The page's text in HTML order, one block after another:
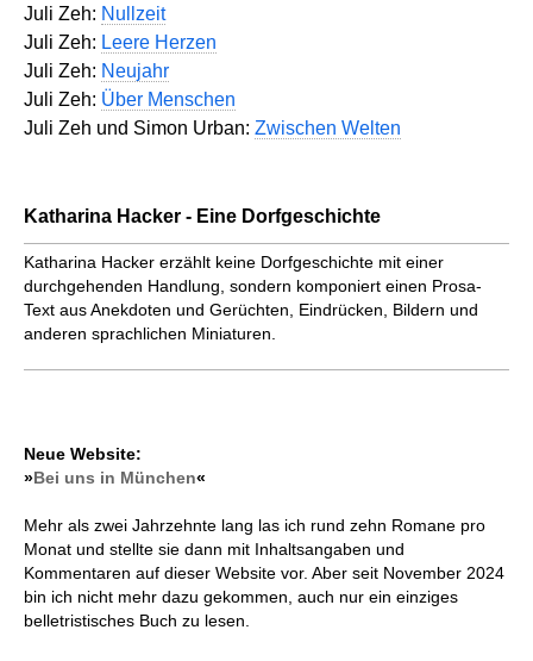
Juli Zeh: Nullzeit
Juli Zeh: Leere Herzen
Juli Zeh: Neujahr
Juli Zeh: Über Menschen
Juli Zeh und Simon Urban: Zwischen Welten
Katharina Hacker - Eine Dorfgeschichte
Katharina Hacker erzählt keine Dorfgeschichte mit einer
durchgehenden Handlung, sondern komponiert einen Prosa-
Text aus Anekdoten und Gerüchten, Eindrücken, Bildern und
anderen sprachlichen Miniaturen.
Neue Website:
»Bei uns in München«
Mehr als zwei Jahrzehnte lang las ich rund zehn Romane pro
Monat und stellte sie dann mit Inhaltsangaben und
Kommentaren auf dieser Website vor. Aber seit November 2024
bin ich nicht mehr dazu gekommen, auch nur ein einziges
belletristisches Buch zu lesen.